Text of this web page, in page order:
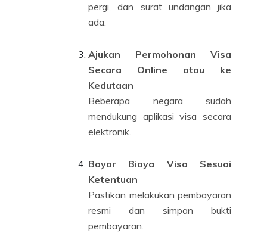
pergi, dan surat undangan jika
ada.
Ajukan Permohonan Visa
Secara Online atau ke
Kedutaan
Beberapa negara sudah
mendukung aplikasi visa secara
elektronik.
Bayar Biaya Visa Sesuai
Ketentuan
Pastikan melakukan pembayaran
resmi dan simpan bukti
pembayaran.